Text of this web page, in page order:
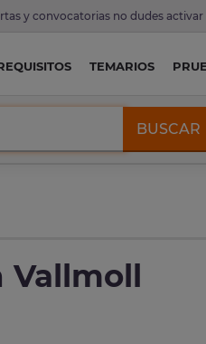
y convocatorias no dudes activar
TEMARIOS
BUSCAR
Vallmoll